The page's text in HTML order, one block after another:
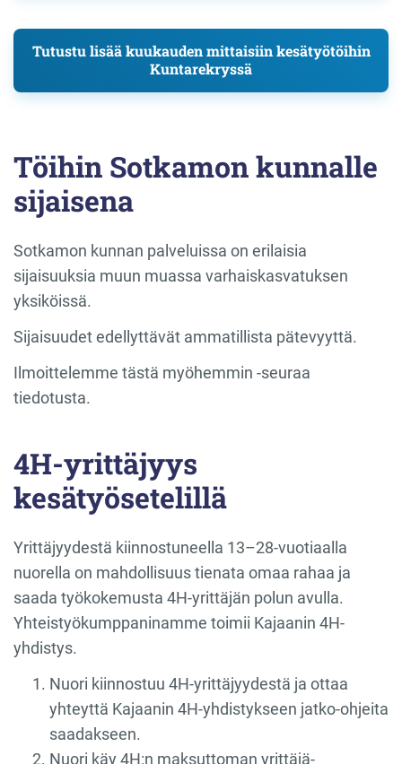
Tutustu lisää kuukauden mittaisiin kesätyötöihin
Kuntarekryssä
Töihin Sotkamon kunnalle
sijaisena
Sotkamon kunnan palveluissa on erilaisia
sijaisuuksia muun muassa varhaiskasvatuksen
yksiköissä.
Sijaisuudet edellyttävät ammatillista pätevyyttä.
Ilmoittelemme tästä myöhemmin -seuraa
tiedotusta.
4H-yrittäjyys
kesätyösetelillä
Yrittäjyydestä kiinnostuneella 13–28-vuotiaalla
nuorella on mahdollisuus tienata omaa rahaa ja
saada työkokemusta 4H-yrittäjän polun avulla.
Yhteistyökumppaninamme toimii Kajaanin 4H-
yhdistys.
Nuori kiinnostuu 4H-yrittäjyydestä ja ottaa
yhteyttä Kajaanin 4H-yhdistykseen jatko-ohjeita
saadakseen.
Nuori käy 4H:n maksuttoman yrittäjä-